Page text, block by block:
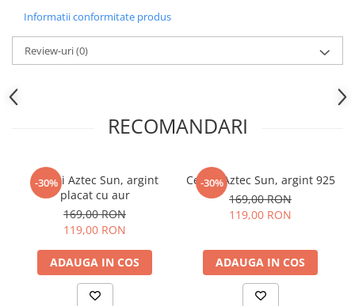
Informatii conformitate produs
Review-uri(0)
RECOMANDARI
-30%
Cercei Aztec Sun, argint
placat cu aur
169,00 RON
119,00 RON
ADAUGA IN COS
-30%
Cercei Aztec Sun, argint 925
169,00 RON
119,00 RON
ADAUGA IN COS